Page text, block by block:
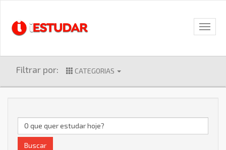
Filtrar por: CATEGORIAS
Buscar